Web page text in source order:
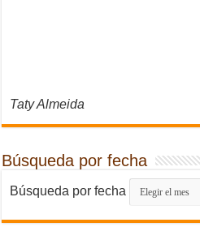
Taty Almeida
Búsqueda por fecha
Búsqueda por fecha